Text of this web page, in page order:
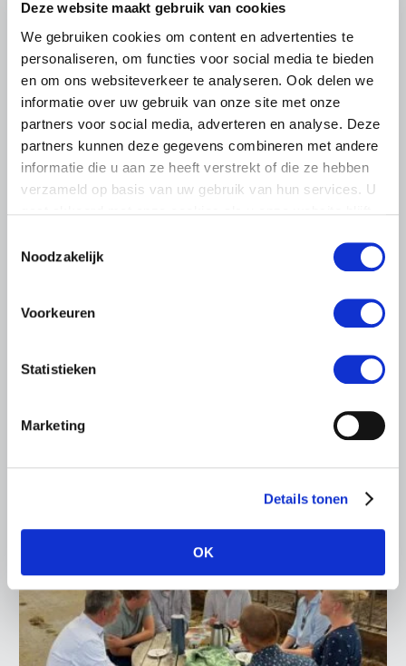
Deze website maakt gebruik van cookies
We gebruiken cookies om content en advertenties te
personaliseren, om functies voor social media te bieden
en om ons websiteverkeer te analyseren. Ook delen we
informatie over uw gebruik van onze site met onze
partners voor social media, adverteren en analyse. Deze
partners kunnen deze gegevens combineren met andere
informatie die u aan ze heeft verstrekt of die ze hebben
verzameld op basis van uw gebruik van hun services. U
Noodzakelijk
Voorkeuren
Statistieken
Marketing
Details tonen
OK
BELANGRIJKE INFORMATIE
LTO sluit aan bij demonstratie tegen
dreigende onteigening
ZLTO, LLTB, LTO Noord en LTO Nederland roepen hun
komen…